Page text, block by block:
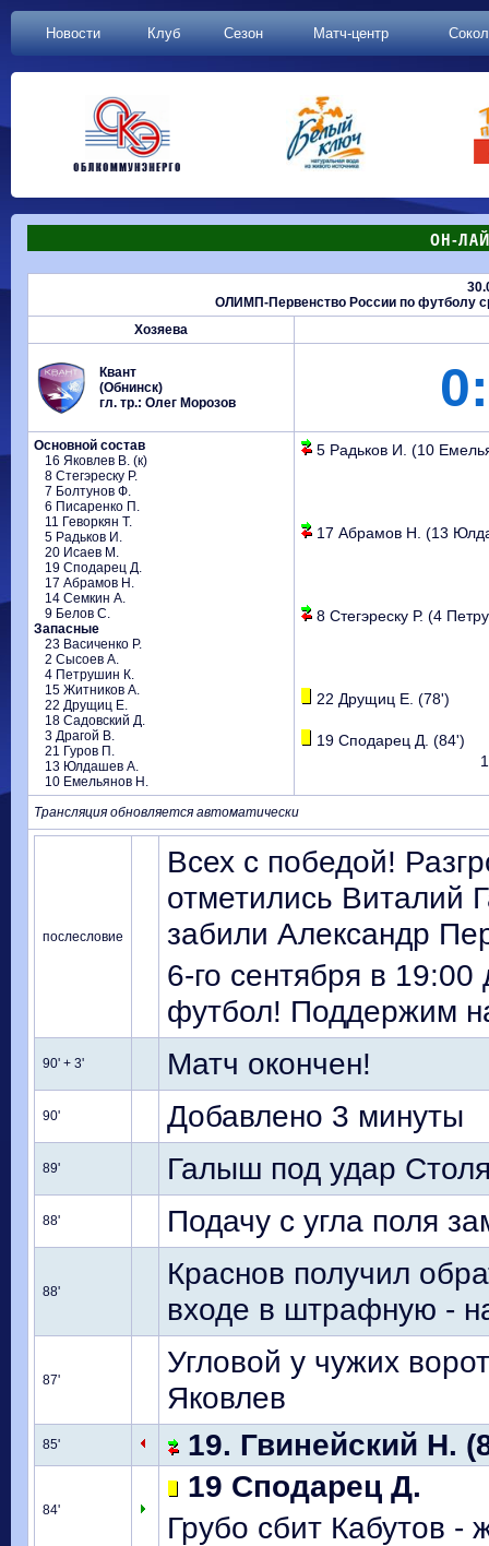
Новости Клуб Сезон Матч-центр
ОН-
ОЛИМП-Первенство России по футболу
Хозяева
Квант
(Обнинск)
гл. тр.: Олег Морозов
Основной состав
16 Яковлев В. (к)
8 Стегэреску Р.
7 Болтунов Ф.
6 Писаренко П.
11 Геворкян Т.
5 Радьков И.
20 Исаев М.
19 Сподарец Д.
17 Абрамов Н.
14 Семкин А.
9 Белов С.
Запасные
23 Васиченко Р.
2 Сысоев А.
4 Петрушин К.
15 Житников А.
22 Друщиц Е.
18 Садовский Д.
3 Драгой В.
21 Гуров П.
13 Юлдашев А.
10 Емельянов Н.
5 Радьков И. (10
17 Абрамов Н. (13
8 Стегэреску Р. (4
22 Друщиц Е. (78')
19 Сподарец Д. (84')
Трансляция обновляется автоматически
послесловие
Всех с победой!
отметились Виталий
забили Александр
6-го сентября в
футбол! Поддержим
90' + 3' Матч окончен!
90' Добавлено 3 минуты
89' Галыш под удар
88' Подачу с угла поля
88'
Краснов получил
входе в штрафную -
87'
Угловой у чужих
Яковлев
85' 19. Гвинейский Н.
84'
19 Сподарец Д.
Грубо сбит Кабутов -